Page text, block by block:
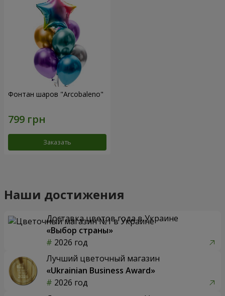
Фонтан шаров "Arcobaleno"
Заказать
Наши достижения
Доставка цветов года в Украине
«Выбор страны»
2026 год
Лучший цветочный магазин
«Ukrainian Business Award»
2026 год